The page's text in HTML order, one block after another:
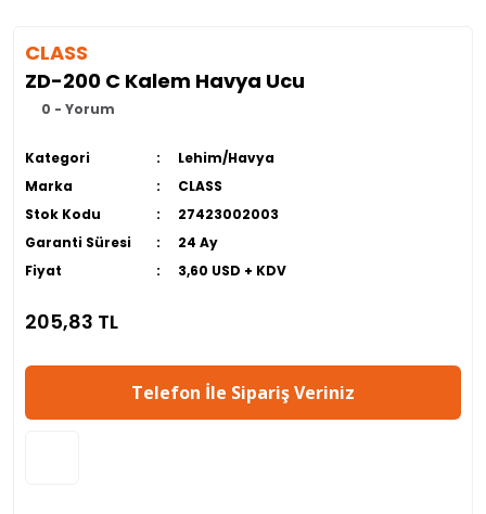
CLASS
ZD-200 C Kalem Havya Ucu
0 - Yorum
Kategori
Lehim/Havya
Marka
CLASS
Stok Kodu
27423002003
Garanti Süresi
24 Ay
Fiyat
3,60 USD + KDV
205,83 TL
Telefon İle Sipariş Veriniz